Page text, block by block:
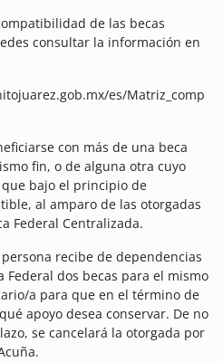
de las becas
consultar la información en
es/Matriz_comp
con más de una beca
fin, o de alguna otra cuyo
bajo el principio de
al amparo de las otorgadas
Federal Centralizada.
recibe de dependencias
dos becas para el mismo
a para que en el término de
apoyo desea conservar. De no
se cancelará la otorgada por